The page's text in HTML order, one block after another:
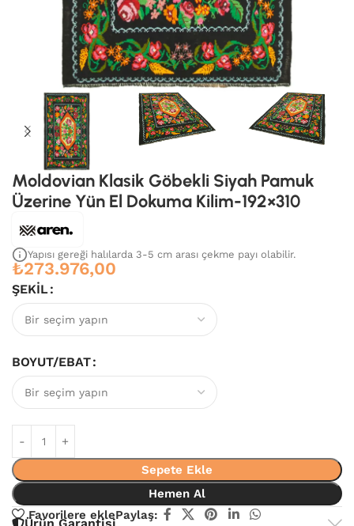
Moldovian Klasik Göbekli Siyah Pamuk
Üzerine Yün El Dokuma Kilim-192×310
Yapısı gereği halılarda 3-5 cm arası çekme payı olabilir.
₺273.976,00
ŞEKIL
BOYUT/EBAT
Sepete Ekle
Hemen Al
Favorilere eklePaylaş: